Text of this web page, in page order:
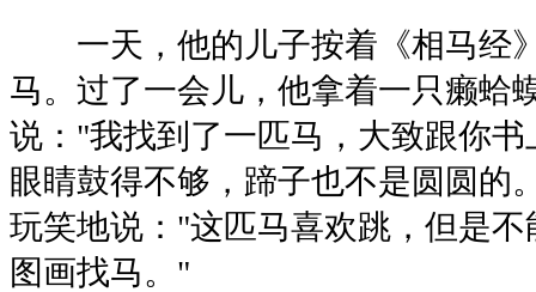
一天，他的儿子按着《相马经
马。过了一会儿，他拿着一只癞蛤
说："我找到了一匹马，大致跟你
眼睛鼓得不够，蹄子也不是圆圆的
玩笑地说："这匹马喜欢跳，但是
图画找马。"